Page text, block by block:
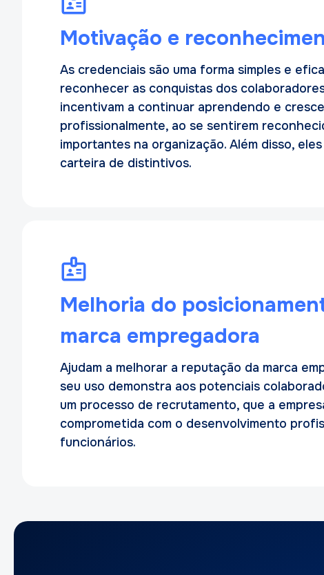
Motivação e
As credenciais são uma forma simples e
reconhecer as conquistas dos
incentivam a continuar aprendendo e
profissionalmente, ao se sentirem
importantes na organização. Além disso,
carteira de distintivos.
Melhoria do
marca empregadora
Ajudam a melhorar a reputação da marca
seu uso demonstra aos potenciais
um processo de recrutamento, que a
comprometida com o desenvolvimento
funcionários.